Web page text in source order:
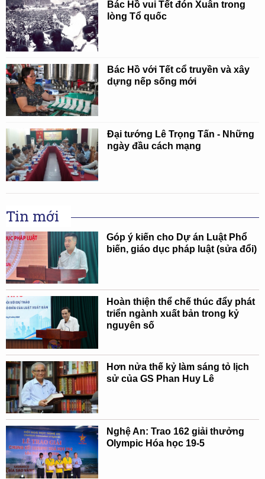
Bác Hồ vui Tết đón Xuân trong
lòng Tổ quốc
Bác Hồ với Tết cổ truyền và xây
dựng nếp sống mới
Đại tướng Lê Trọng Tấn - Những
ngày đầu cách mạng
Tin mới
Góp ý kiến cho Dự án Luật Phổ
biến, giáo dục pháp luật (sửa đổi)
Hoàn thiện thể chế thúc đẩy phát
triển ngành xuất bản trong kỷ
nguyên số
Hơn nửa thế kỷ làm sáng tỏ lịch
sử của GS Phan Huy Lê
Nghệ An: Trao 162 giải thưởng
Olympic Hóa học 19-5